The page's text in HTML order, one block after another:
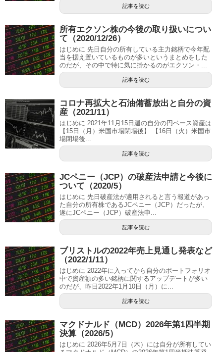
記事を読む
所有エクソン株の今後の取り扱いについ
て（2020/12/26）
はじめに 先日自分の所有している主力銘柄で今年配
当を据え置いているものが多いというまとめをした
のだが、その中で特に気に掛かるのがエクソン・...
記事を読む
コロナ再拡大と石油備蓄放出と自分の資
産（2021/11）
はじめに 2021年11月15日週の自分の円ベース資産は
【15日（月）米国市場閉場後】 【16日（火）米国市
場閉場後...
記事を読む
JCペニー（JCP）の破産法申請と今後に
ついて（2020/5）
はじめに 先日破産法が適用されると言う報道があっ
た自分の所有株であるJCペニー（JCP）だったが、
遂にJCペニー（JCP）破産法申...
記事を読む
ブリストルの2022年売上見通し発表など
（2022/1/11）
はじめに 2022年に入ってから自分のポートフォリオ
中で資産額の多い銘柄に関するアップデートが多い
のだが、昨日2022年1月10日（月）に...
記事を読む
マクドナルド（MCD）2026年第1四半期
決算（2026/5）
はじめに 2026年5月7日（木）には自分が所有してい